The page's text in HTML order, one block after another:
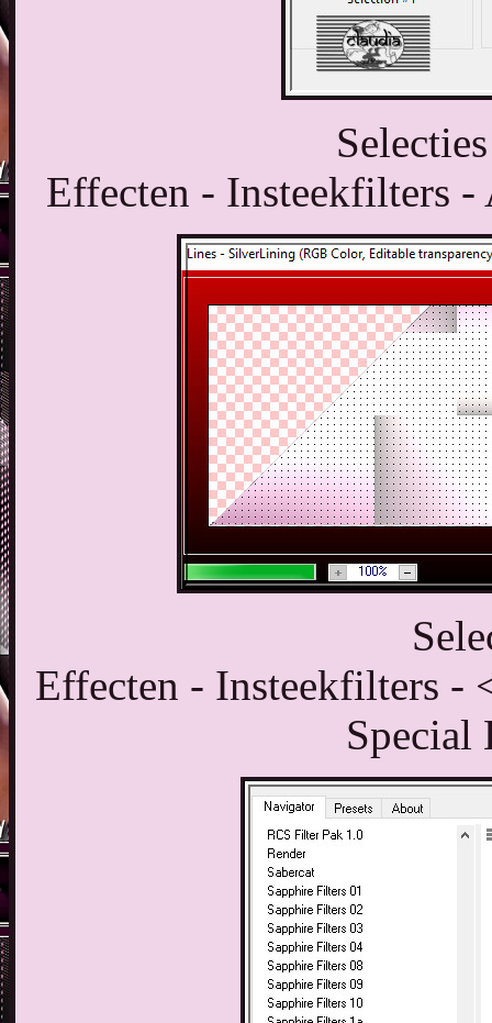
Effecten - Insteekfilters
Effecten - Insteekfilters -
Special